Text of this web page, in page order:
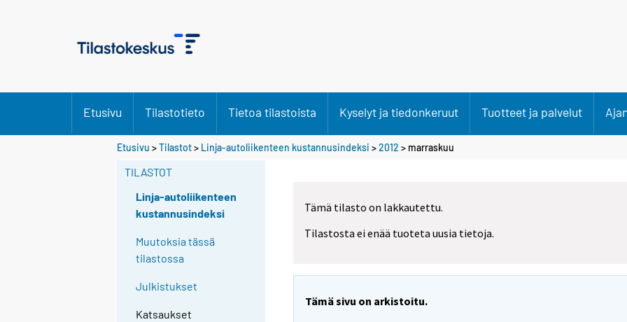
Etusivu Tilastotieto Tietoa tilastoista Kyselyt ja tiedonkeruut Tuotteet ja palvelut
Etusivu >Tilastot> Linja-autoliikenteen kustannusindeksi >2012 > marraskuu
TILASTOT
Linja-autoliikenteen
kustannusindeksi
Muutoksia tässä
tilastossa
Julkistukset
Katsaukset
Tämä tilasto on lakkautettu.
Tilastosta ei enää tuoteta uusia tietoja.
Tämä sivu on arkistoitu.